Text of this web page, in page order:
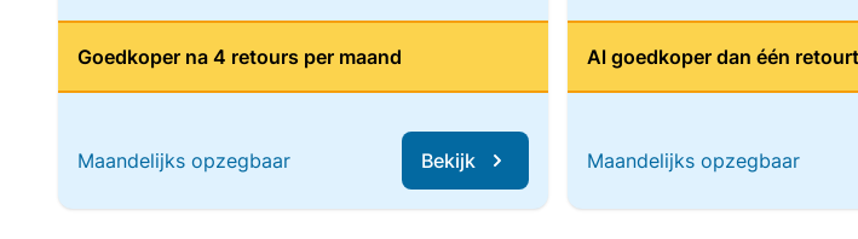
Goedkoper na 4 retours per maand
Maandelijks opzegbaar Bekijk
Al goedkoper dan één
Maandelijks opzegbaar